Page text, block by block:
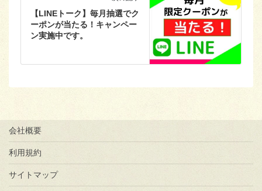
【LINEトーク】毎月抽選でク
ーポンが当たる！キャンペー
ン実施中です。
会社概要
利用規約
サイトマップ